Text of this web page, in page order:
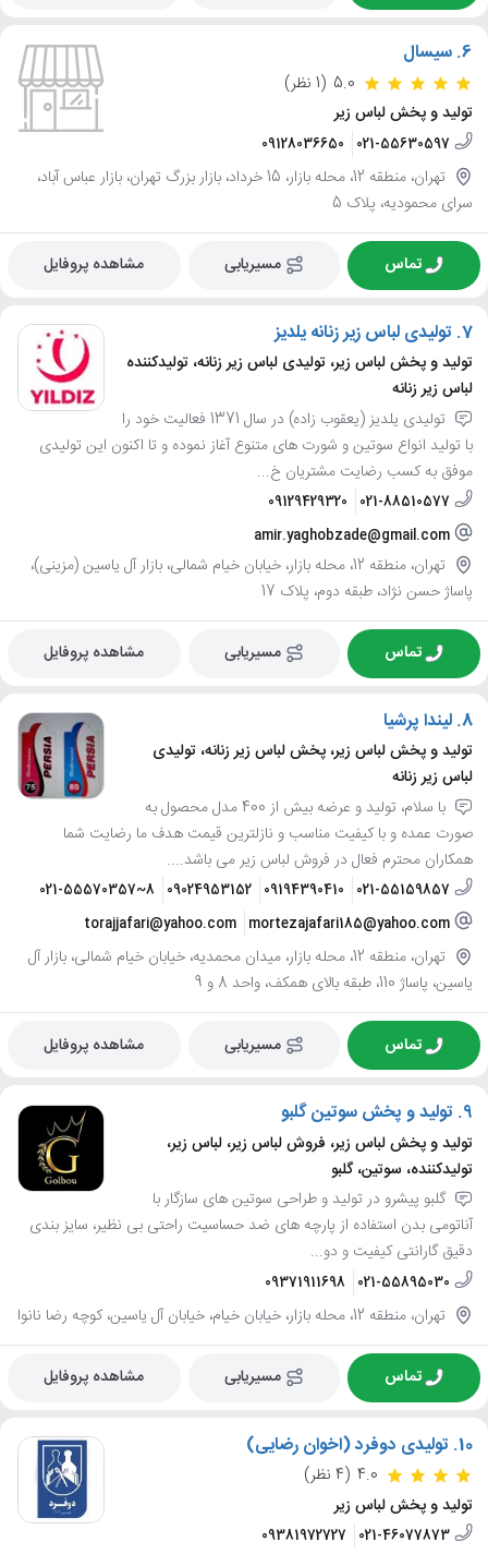
6. سیسال
5.0 (1 نظر)
تولید و پخش لباس زیر
021-55630597
09128036650
تهران، منطقه 12، محله بازار، 15 خرداد، بازار بزرگ تهران، بازار عباس آباد،
سرای محمودیه، پلاک 5
تماس مسیریابی مشاهده پروفایل
7. تولیدی لباس زیر زنانه یلدیز
تولید و پخش لباس زیر، تولیدی لباس زیر زنانه، تولیدکننده
لباس زیر زنانه
تولیدی یلدیز (یعقوب زاده) در سال 1371 فعالیت خود را
با تولید انواع سوتین و شورت های متنوع آغاز نموده و تا اکنون این تولیدی
موفق به کسب رضایت مشتریان خ...
021-88510577
09129429320
amir.yaghobzade@gmail.com
تهران، منطقه 12، محله بازار، خیابان خیام شمالی، بازار آل یاسین (مزینی)،
پاساژ حسن نژاد، طبقه دوم، پلاک 17
تماس مسیریابی مشاهده پروفایل
8. لیندا پرشیا
تولید و پخش لباس زیر، پخش لباس زیر زنانه، تولیدی
لباس زیر زنانه
با سلام، تولید و عرضه بیش از 400 مدل محصول به
صورت عمده و با کیفیت مناسب و نازلترین قیمت هدف ما رضایت شما
همکاران محترم فعال در فروش لباس زیر می باشد....
021-55159857
09194390410
09024953152
021-55570357~8
mortezajafari185@yahoo.com
torajjafari@yahoo.com
تهران، منطقه 12، محله بازار، میدان محمدیه، خیابان خیام شمالی، بازار آل
یاسین، پاساژ 110، طبقه بالای همکف، واحد 8 و 9
تماس مسیریابی مشاهده پروفایل
9. تولید و پخش سوتین گلبو
تولید و پخش لباس زیر، فروش لباس زیر، لباس زیر،
تولیدکننده، سوتین، گلبو
گلبو پیشرو در تولید و طراحی سوتین های سازگار با
آناتومی بدن استفاده از پارچه های ضد حساسیت راحتی بی نظیر، سایز بندی
دقیق گارانتی کیفیت و دو...
021-55895030
09371911698
تهران، منطقه 12، محله بازار، خیابان خیام، خیابان آل یاسین، کوچه رضا نانوا
تماس مسیریابی مشاهده پروفایل
10. تولیدی دوفرد (اخوان رضایی)
4.0 (4 نظر)
تولید و پخش لباس زیر
021-46077873
09381972727